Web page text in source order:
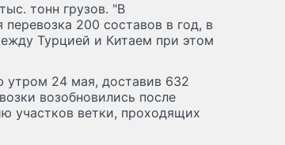
тонн грузов. "В
200 составов в год, в
Турцией и Китаем при этом
утром 24 мая, доставив 632
возобновились после
участков ветки, проходящих